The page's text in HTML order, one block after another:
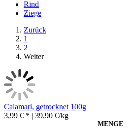
Rind
Ziege
Zurück
1
2
Weiter
Calamari, getrocknet 100g
3,99 € * | 39,90 €/kg
MENGE